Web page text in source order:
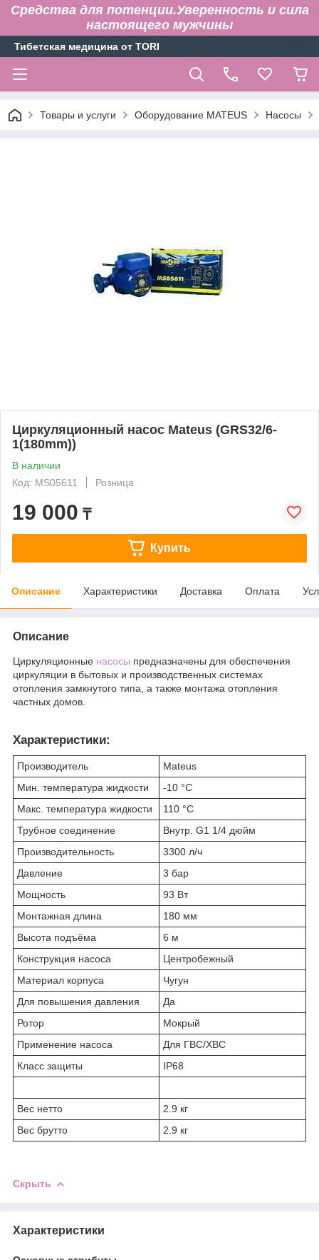
Средства для потенции.Уверенность и сила
настоящего мужчины
Тибетская медицина от TORI
Товары и услуги Оборудование MATEUS Насосы
Циркуляционный насос Mateus (GRS32/6-
1(180mm))
В наличии
Код: MS05611
Розница
19 000 ₸
Купить
Описание Характеристики Доставка Оплата
Описание
Циркуляционные насосы предназначены для обеспечения
циркуляции в бытовых и производственных системах
отопления замкнутого типа, а также монтажа отопления
частных домов.
Характеристики:
Производитель
Mateus
Мин. температура жидкости
-10 °C
Макс. температура жидкости
110 °C
Трубное соединение
Внутр. G1 1/4 дюйм
Производительность
3300 л/ч
Давление
3 бар
Мощность
93 Вт
Монтажная длина
180 мм
Высота подъёма
6 м
Конструкция насоса
Центробежный
Материал корпуса
Чугун
Для повышения давления
Да
Ротор
Мокрый
Применение насоса
Для ГВС/ХВС
Класс защиты
IP68
Вес нетто
2.9 кг
Вес брутто
2.9 кг
Скрыть
Характеристики